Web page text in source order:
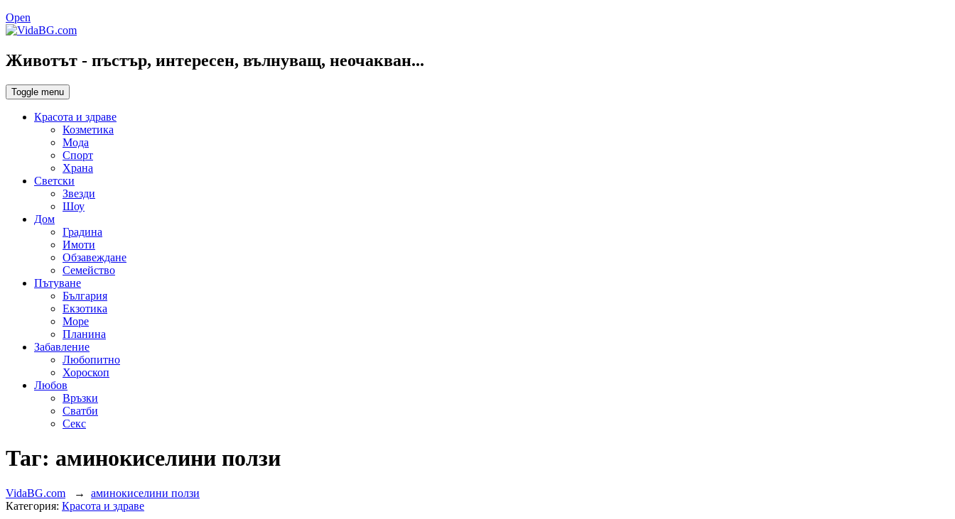
Open
Животът - пъстър, интересен, вълнуващ, неочакван...
Toggle menu
Красота и здраве
Козметика
Мода
Спорт
Храна
Светски
Звезди
Шоу
Дом
Градина
Имоти
Обзавеждане
Семейство
Пътуване
България
Екзотика
Море
Планина
Забавление
Любопитно
Хороскоп
Любов
Връзки
Сватби
Секс
Таг: аминокиселини ползи
VidaBG.com → аминокиселини ползи
Категория: Красота и здраве